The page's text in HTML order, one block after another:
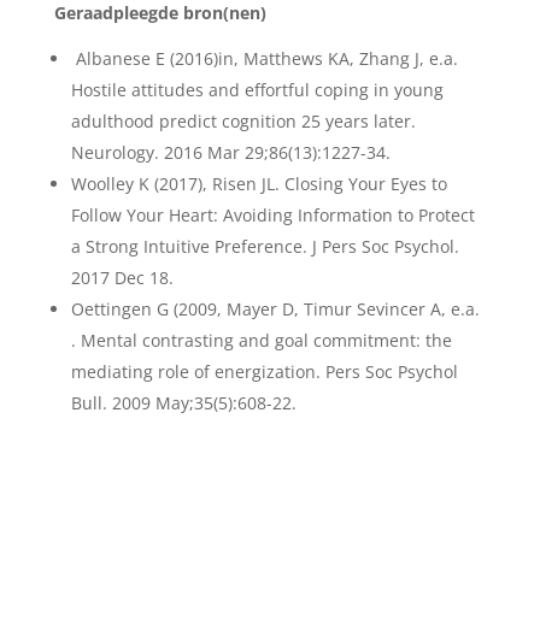
Geraadpleegde bron(nen)
Albanese E (2016)in, Matthews KA, Zhang J, e.a.
Hostile attitudes and effortful coping in young
adulthood predict cognition 25 years later.
Neurology. 2016 Mar 29;86(13):1227-34.
Woolley K (2017), Risen JL. Closing Your Eyes to
Follow Your Heart: Avoiding Information to Protect
a Strong Intuitive Preference. J Pers Soc Psychol.
2017 Dec 18.
Oettingen G (2009, Mayer D, Timur Sevincer A, e.a.
. Mental contrasting and goal commitment: the
mediating role of energization. Pers Soc Psychol
Bull. 2009 May;35(5):608-22.